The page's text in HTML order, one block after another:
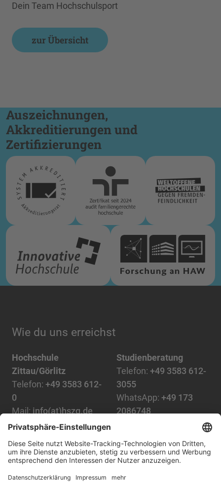
Dein Team Hochschulsport
zur Übersicht
Auszeichnungen,
Akkreditierungen und
Zertifizierungen
Wie du uns erreichst
Hochschule
Zittau/Görlitz
Telefon: +49 3583 612-
0
Mail: info(at)hszg.de
Studienberatung
Telefon: +49 3583 612-
3055
WhatsApp: +49 173
2086748
Alle StudiengängeDatenschutz